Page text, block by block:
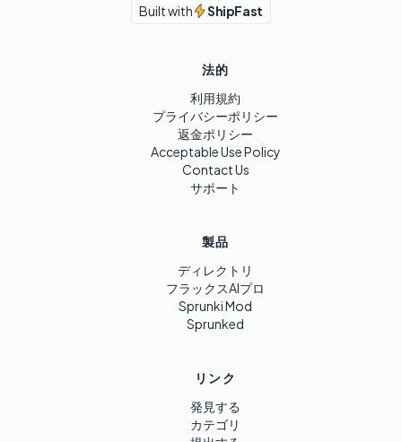
Built with ShipFast
法的
利用規約
プライバシーポリシー
返金ポリシー
Acceptable Use Policy
Contact Us
サポート
製品
ディレクトリ
フラックスAIプロ
Sprunki Mod
Sprunked
リンク
発見する
カテゴリ